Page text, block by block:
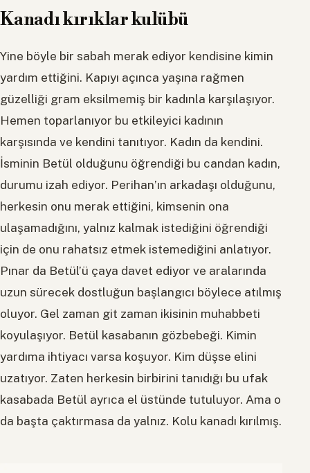
Kanadı kırıklar kulübü
Yine böyle bir sabah merak ediyor kendisine kimin
yardım ettiğini. Kapıyı açınca yaşına rağmen
güzelliği gram eksilmemiş bir kadınla karşılaşıyor.
Hemen toparlanıyor bu etkileyici kadının
karşısında ve kendini tanıtıyor. Kadın da kendini.
İsminin Betül olduğunu öğrendiği bu candan kadın,
durumu izah ediyor. Perihan’ın arkadaşı olduğunu,
herkesin onu merak ettiğini, kimsenin ona
ulaşamadığını, yalnız kalmak istediğini öğrendiği
için de onu rahatsız etmek istemediğini anlatıyor.
Pınar da Betül’ü çaya davet ediyor ve aralarında
uzun sürecek dostluğun başlangıcı böylece atılmış
oluyor. Gel zaman git zaman ikisinin muhabbeti
koyulaşıyor. Betül kasabanın gözbebeği. Kimin
yardıma ihtiyacı varsa koşuyor. Kim düşse elini
uzatıyor. Zaten herkesin birbirini tanıdığı bu ufak
kasabada Betül ayrıca el üstünde tutuluyor. Ama o
da başta çaktırmasa da yalnız. Kolu kanadı kırılmış.